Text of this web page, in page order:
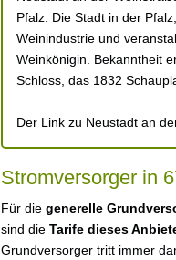
Pfalz. Die Stadt in der
Weinindustrie und
Weinkönigin. Bekanntheit
Schloss, das 1832
Der Link zu Neustadt an
Stromversorger in
Für die generelle
sind die Tarife dieses
Grundversorger tritt immer